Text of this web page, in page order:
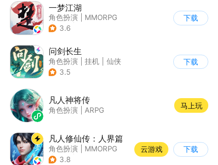
一梦江湖
角色扮演
MMORPG
| 武侠
3.6
下载
问剑长生
角色扮演 挂机
仙侠
| 剧情
3.5
下载
凡人神将传
角色扮演 ARPG
马上玩
凡人修仙传：人界篇
角色扮演
MMORPG
| 仙侠
3.8
云游戏 下载